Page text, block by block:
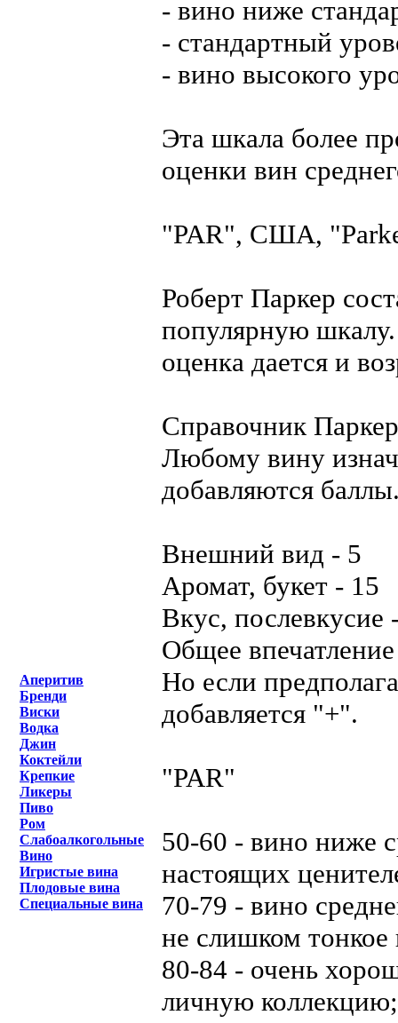
Аперитив
Бренди
Виски
Водка
Джин
Коктейли
Крепкие
Ликеры
Пиво
Ром
Слабоалкогольные
Вино
Игристые вина
Плодовые вина
Специальные вина
- вино ниже
- стандартный
- вино высокого
Эта шкала более
оценки вин
"PAR", США,
Роберт Паркер
популярную
оценка дается и
Справочник
Любому вину
добавляются
Внешний вид - 5
Аромат, букет - 15
Вкус, послевкусие
Общее
Но если
добавляется "+".
"PAR"
50-60 - вино ниже
настоящих
70-79 - вино
не слишком тонкое
80-84 - очень
личную коллекцию;